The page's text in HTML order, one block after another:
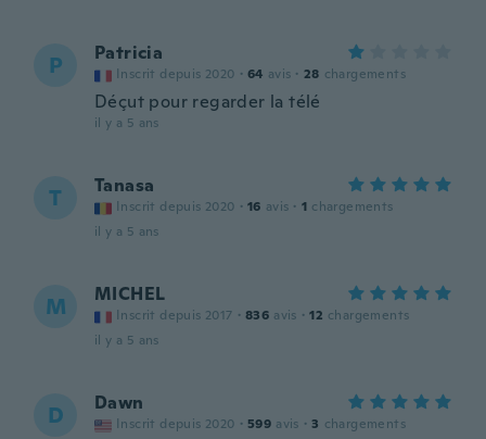
P Patricia
Inscrit depuis 2020 · 64 avis · 28 chargements
Déçut pour regarder la télé
il y a 5 ans
T Tanasa
Inscrit depuis 2020 · 16 avis · 1 chargements
il y a 5 ans
M MICHEL
Inscrit depuis 2017 · 836 avis · 12 chargements
il y a 5 ans
D Dawn
Inscrit depuis 2020 · 599 avis · 3 chargements